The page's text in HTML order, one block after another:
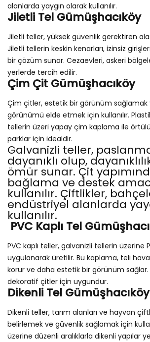
alanlarda yaygın olarak kullanılır.
Jiletli Tel Gümüşhacıköy
Jiletli teller, yüksek güvenlik gerektiren
Jiletli tellerin keskin kenarları, izinsiz
bir çözüm sunar. Cezaevleri, askeri
yerlerde tercih edilir.
Çim Çit Gümüşhacıköy
Çim çitler, estetik bir görünüm sağlamak
görünümü elde etmek için kullanılır.
tellerin üzeri yapay çim kaplama ile
parklar için idealdir.
Galvanizli teller,
dayanıklı olup,
ömür sunar. Çit
bağlama ve destek
kullanılır. Çiftlikler,
endüstriyel alanlarda
kullanılır.
PVC Kaplı Tel
PVC kaplı teller, galvanizli tellerin üzerine
uygulanarak üretilir. Bu kaplama, teli hava
korur ve daha estetik bir görünüm
dekoratif çitler için uygundur.
Dikenli Tel Gümüşhacıköy
Dikenli teller, tarım alanları ve hayvan
belirlemek ve güvenlik sağlamak için
üzerine düzenli aralıklarla dikenli yapılar